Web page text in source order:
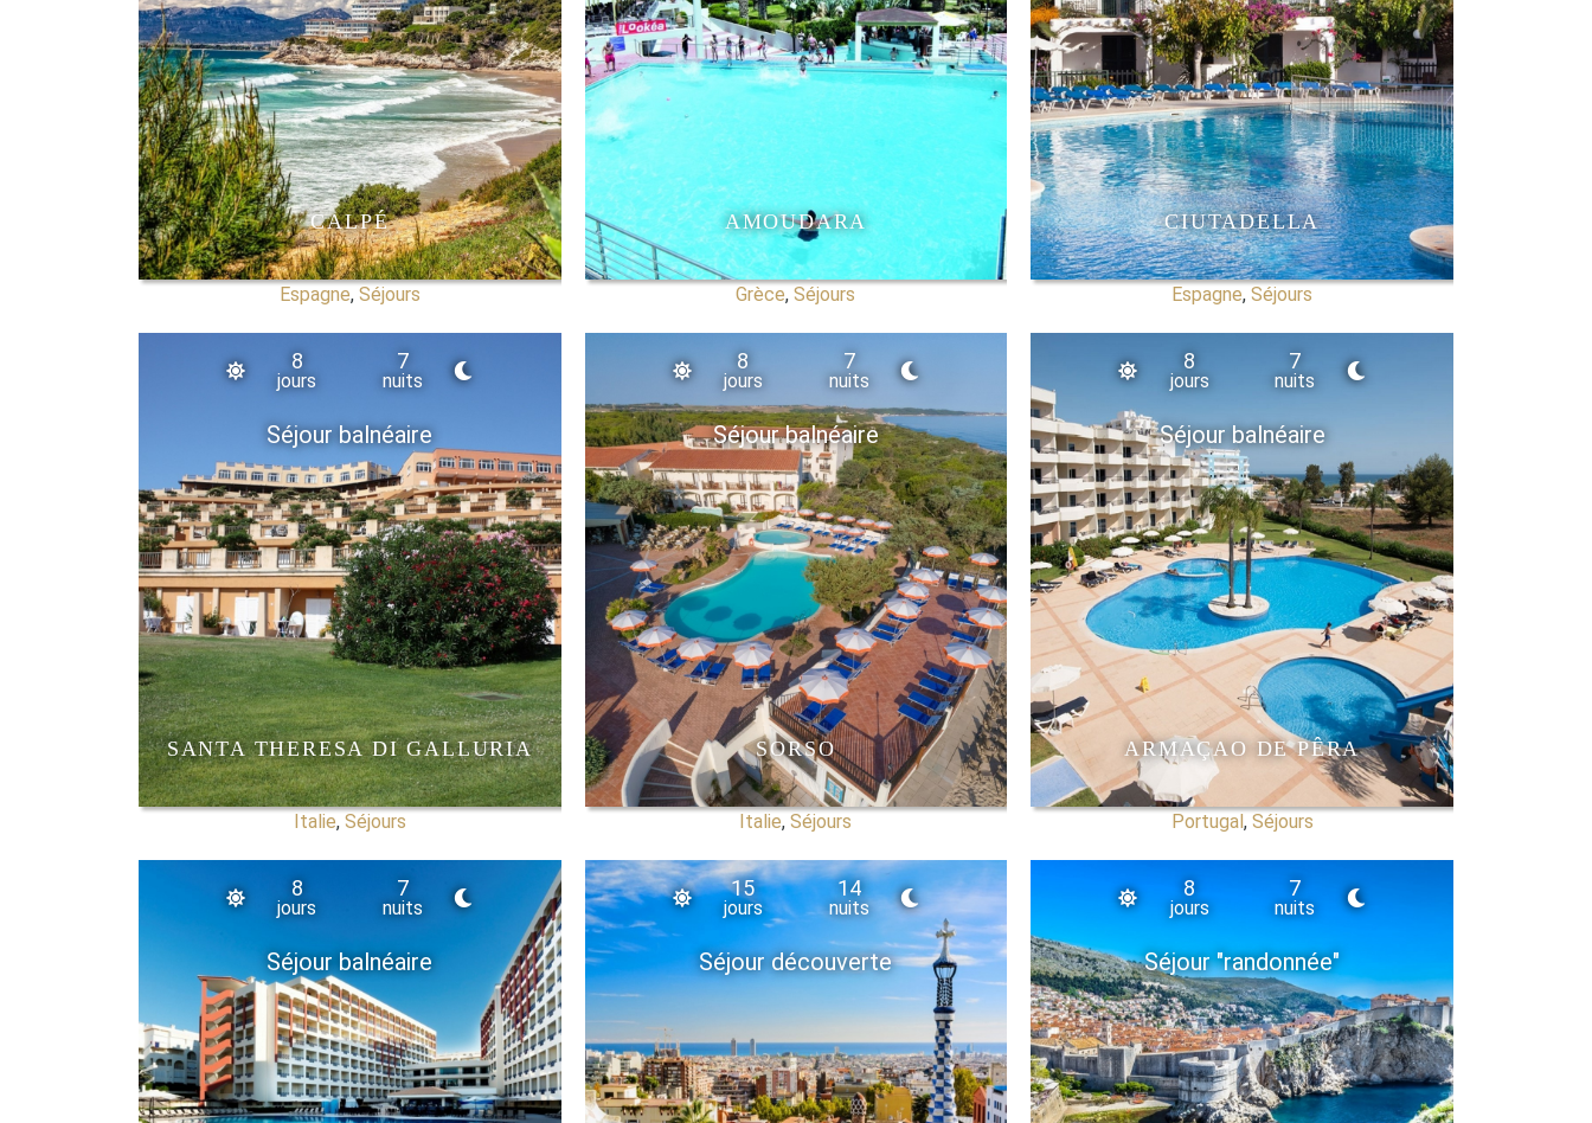
CALPÉ
Espagne, Séjours
AMOUDARA
Grèce,Séjours
CIUTADELLA
Espagne,Séjours
Séjour balnéaire
8
jours
7
nuits
SANTA THERESA DI GALLURIA
Italie, Séjours
Séjour balnéaire
8
jours
7
nuits
SORSO
Italie,Séjours
Séjour balnéaire
8
jours
7
nuits
ARMAÇAO DE PÊRA
Portugal, Séjours
Séjour balnéaire
8
jours
7
nuits
Séjour découverte
15
jours
14
nuits
Séjour "randonnée"
8
jours
7
nuits